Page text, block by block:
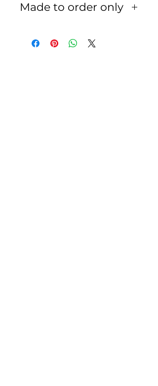
Made to order only
รับเปลี่ยน หรือ รับคืน ในทุก